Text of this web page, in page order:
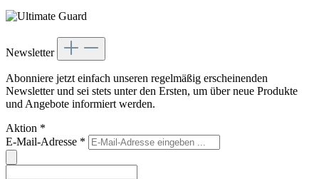
Newsletter
Abonniere jetzt einfach unseren regelmäßig erscheinenden
Newsletter und sei stets unter den Ersten, um über neue Produkte
und Angebote informiert werden.
Aktion *
E-Mail-Adresse *